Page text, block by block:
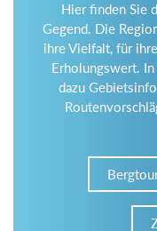
Hier finden Sie
Gegend. Die
ihre Vielfalt, für
Erholungswert.
dazu